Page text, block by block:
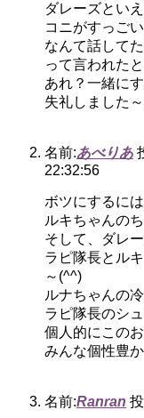
ダレーズとい
コニがすっご
なんて話して
って言われたと
あれ？一緒に
失礼しました～
名前:あべりあ
22:32:56
ボツにするに
ルキちゃんの
そして、ダレ
ラピ隊長とル
～(^^)
ルナちゃんの
ラピ隊長のシ
個人的にこの
みんな個性豊
名前:Ranran